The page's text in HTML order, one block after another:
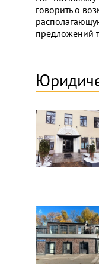
говорить о
предложений